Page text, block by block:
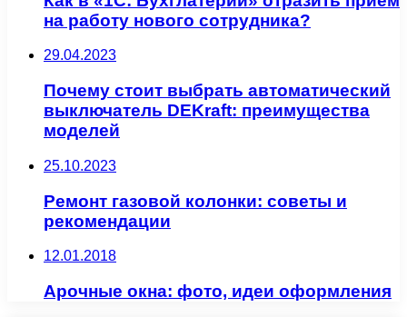
на работу нового сотрудника?
29.04.2023
Почему стоит выбрать автоматический
выключатель DEKraft: преимущества
моделей
25.10.2023
Ремонт газовой колонки: советы и
рекомендации
12.01.2018
Арочные окна: фото, идеи оформления